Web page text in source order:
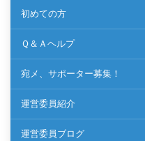
初めての方
Ｑ＆Ａヘルプ
宛メ、サポーター募集！
運営委員紹介
運営委員ブログ